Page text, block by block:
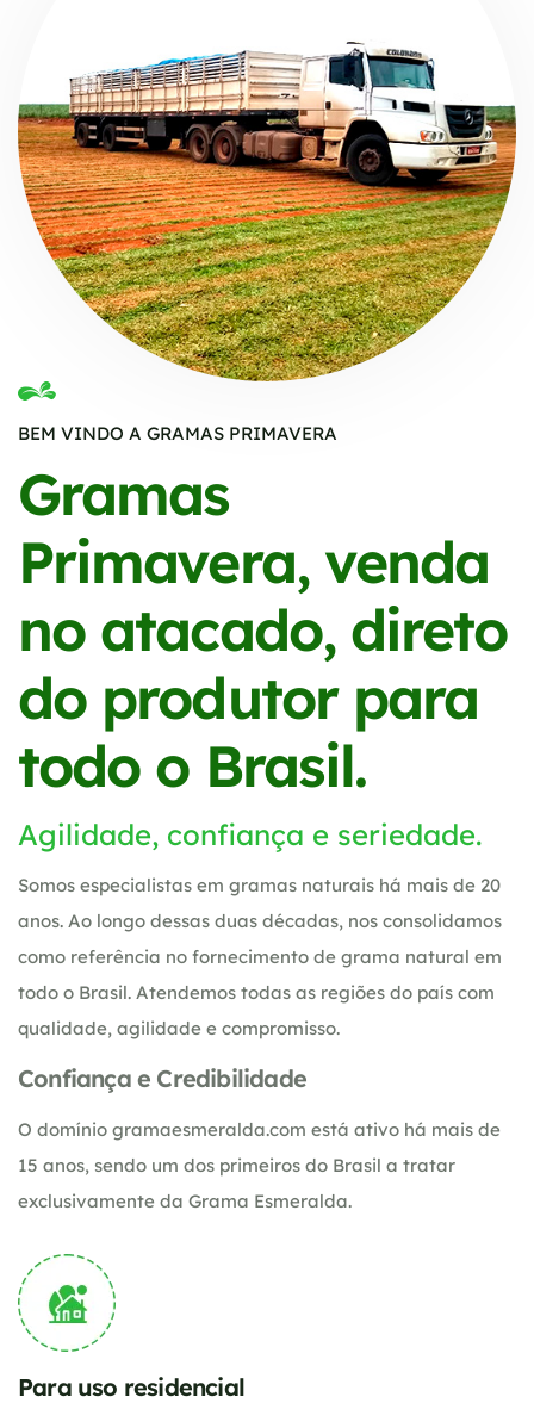
BEM VINDO A GRAMAS PRIMAVERA
Gramas
Primavera, venda
no atacado, direto
do produtor para
todo o Brasil.
Agilidade, confiança e seriedade.
Somos especialistas em gramas naturais há mais de 20
anos. Ao longo dessas duas décadas, nos consolidamos
como referência no fornecimento de grama natural em
todo o Brasil. Atendemos todas as regiões do país com
qualidade, agilidade e compromisso.
Confiança e Credibilidade
O domínio gramaesmeralda.com está ativo há mais de
15 anos, sendo um dos primeiros do Brasil a tratar
exclusivamente da Grama Esmeralda.
Para uso residencial